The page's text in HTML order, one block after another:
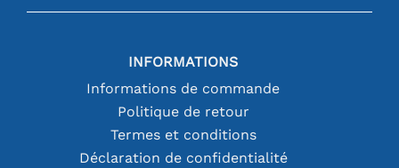
INFORMATIONS
Informations de commande
Politique de retour
Termes et conditions
Déclaration de confidentialité